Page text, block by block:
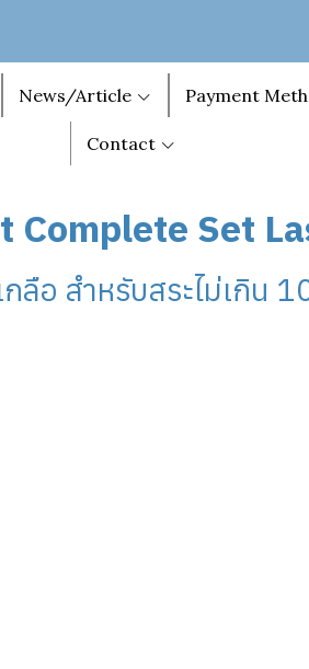
News/Article Payment
Contact
Complete Set
กลือ สำหรับสระไม่เกิน